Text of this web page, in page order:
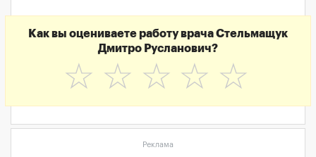
Как вы оцениваете работу врача Стельмащук
Дмитро Русланович?
☆
☆
☆
☆
☆
Реклама